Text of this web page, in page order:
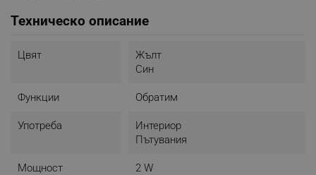
Техническо описание
Цвят
Жълт
Син
Функции Oбратим
Употреба
Интериор
Пътувания
Мощност 2 W